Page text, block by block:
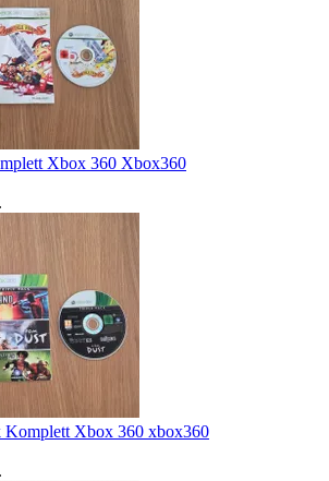
Xbox 360 Xbox360
.
Komplett Xbox 360 xbox360
.